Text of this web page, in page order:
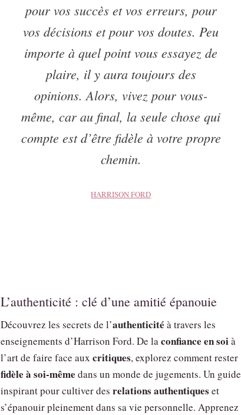
pour vos succès et vos erreurs, pour
vos décisions et pour vos doutes. Peu
importe à quel point vous essayez de
plaire, il y aura toujours des
opinions. Alors, vivez pour vous-
même, car au final, la seule chose qui
compte est d’être fidèle à votre propre
chemin.
HARRISON FORD
L’authenticité : clé d’une amitié épanouie
Découvrez les secrets de l’authenticité à travers les
enseignements d’Harrison Ford. De laconfiance en soià
l’art de faire face aux critiques, explorez comment rester
fidèle à soi-même dans un monde de jugements. Un guide
inspirant pour cultiver des relations authentiques et
s’épanouir pleinement dans sa vie personnelle. Apprenez